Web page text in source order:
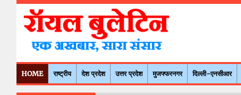
HOME राष्ट्रीय देश प्रदेश उत्तर प्रदेश मुजफ्फरनगर दिल्ली-एनसीआर